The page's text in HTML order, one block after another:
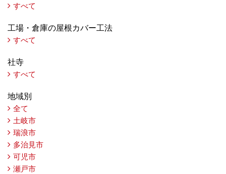
すべて
工場・倉庫の屋根カバー工法
すべて
社寺
すべて
地域別
全て
土岐市
瑞浪市
多治見市
可児市
瀬戸市